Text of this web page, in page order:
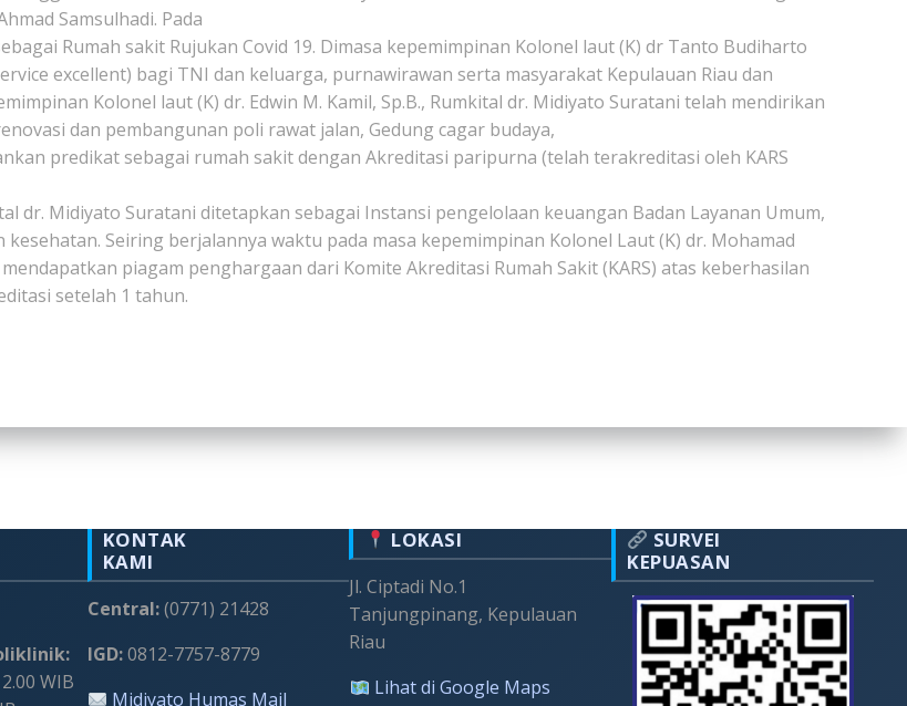
Samsulhadi. Pada
Rumah sakit Rujukan Covid 19. Dimasa kepemimpinan Kolonel laut (K) dr Tanto Budiharto
excellent) bagi TNI dan keluarga, purnawirawan serta masyarakat Kepulauan Riau dan
Kolonel laut (K) dr. Edwin M. Kamil, Sp.B., Rumkital dr. Midiyato Suratani telah mendirikan
dan pembangunan poli rawat jalan, Gedung cagar budaya,
predikat sebagai rumah sakit dengan Akreditasi paripurna (telah terakreditasi oleh KARS
dr. Midiyato Suratani ditetapkan sebagai Instansi pengelolaan keuangan Badan Layanan Umum,
Seiring berjalannya waktu pada masa kepemimpinan Kolonel Laut (K) dr. Mohamad
piagam penghargaan dari Komite Akreditasi Rumah Sakit (KARS) atas keberhasilan
setelah 1 tahun.
WIB
KONTAK
KAMI
Central:(0771) 21428
IGD:0812-7757-8779
Midiyato Humas Mail
LOKASI
Jl. Ciptadi No.1
Tanjungpinang, Kepulauan
Riau
Lihat di Google Maps
SURVEI
KEPUASAN